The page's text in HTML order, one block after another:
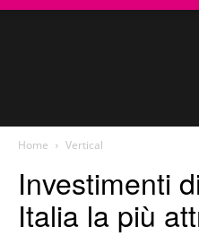
Home Vertical
Investimenti
Italia la più